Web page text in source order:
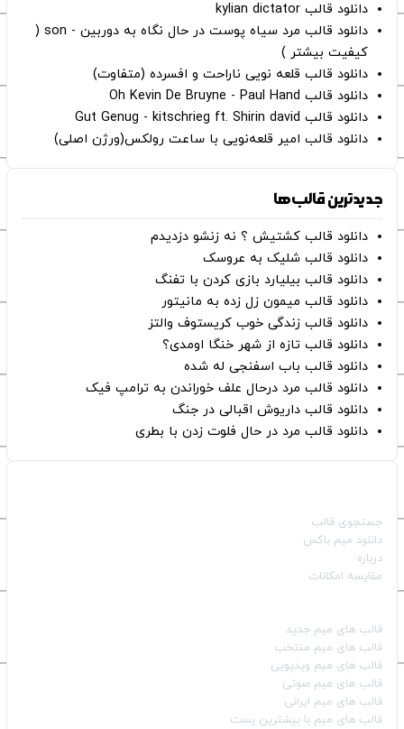
دانلود قالب kylian dictator
دانلود قالب مرد سیاه پوست در حال نگاه به دوربین - son (
کیفیت بیشتر )
دانلود قالب قلعه نویی ناراحت و افسرده (متفاوت)
دانلود قالب Oh Kevin De Bruyne - Paul Hand
دانلود قالب Gut Genug - kitschrieg ft. Shirin david
دانلود قالب امیر قلعه‌نویی با ساعت رولکس(ورژن اصلی)
جدیدترین قالب‌ها
دانلود قالب کشتیش ؟ نه زنشو دزدیدم
دانلود قالب شلیک به عروسک
دانلود قالب بیلیارد بازی کردن با تفنگ
دانلود قالب میمون زل زده به مانیتور
دانلود قالب زندگی خوب کریستوف والتز
دانلود قالب تازه از شهر خنگا اومدی؟
دانلود قالب باب اسفنجی له شده
دانلود قالب مرد درحال علف خوراندن به ترامپ فیک
دانلود قالب داریوش اقبالی در جنگ
دانلود قالب مرد در حال فلوت زدن با بطری
جستجوی قالب
دانلود میم باکس
درباره
مقایسه امکانات
قالب‌ های میم جدید
قالب‌ های میم منتخب
قالب‌ های میم ویدیویی
قالب‌ های میم صوتی
قالب‌ های میم ایرانی
قالب‌ های میم با بیشترین پست